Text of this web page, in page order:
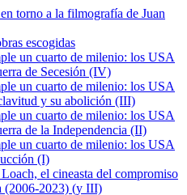
torno a la filmografía de Juan
escogidas
un cuarto de milenio: los USA
de Secesión (IV)
un cuarto de milenio: los USA
y su abolición (III)
un cuarto de milenio: los USA
de la Independencia (II)
un cuarto de milenio: los USA
(I)
el cineasta del compromiso
(2006-2023) (y III)